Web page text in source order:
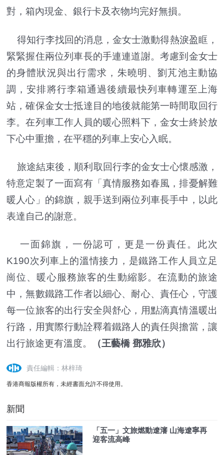
對，箱內現金、銀行卡及衣物均完好無損。
得知行李找回的消息，金女士激動得熱淚盈眶，
緊緊握住兩位列車長的手連連道謝。考慮到金女士
的身體狀況與出行需求，朱曉明、劉芃池主動協
調，安排將行李箱通過後續最快列車轉運至上海
站，確保金女士抵達目的地後就能第一時間取回行
李。在列車工作人員的暖心照料下，金女士終於放
下心中重擔，在平穩的列車上安心入眠。
旅途結束後，順利取回行李的金女士心懷感激，
特意定製了一面寫有「真情服務如春風，排憂解難
暖人心」的錦旗，親手送到兩位列車長手中，以此
表達自己的謝意。
一面錦旗，一份認可，更是一份責任。此次
K190次列車上的溫情接力，是鐵路工作人員立足
崗位、暖心服務旅客的生動縮影。在流動的旅途
中，無數鐵路工作者以細心、耐心、責任心，守護
每一位旅客的出行安全與舒心，用點滴真情溫暖出
行路，用實際行動詮釋着鐵路人的責任與擔當，讓
出行旅途更有溫度。
（王藝橋 鄧雅欣）
責任編輯：林梓琦
香港商報版權所有，未經書面允許不得使用。
新聞
「五一」文旅燃動遼瀋 山海遼寧再
迎客流高峰